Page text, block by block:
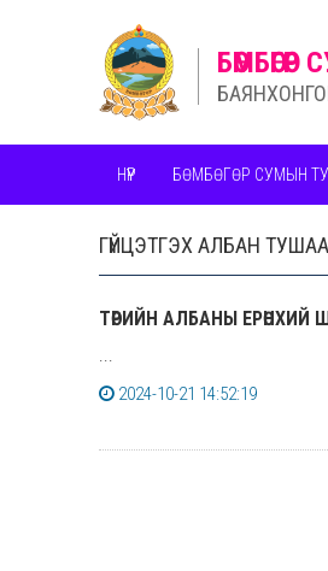
БӨМБӨГӨР
НҮҮР БӨМБӨГӨР СУМЫН
ГҮЙЦЭТГЭХ АЛБАН
ТӨРИЙН АЛБАНЫ
...
2024-10-21 14:52:19